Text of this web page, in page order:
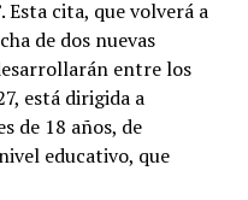
Esta cita, que volverá a
de dos nuevas
entre los
está dirigida a
de 18 años, de
educativo, que